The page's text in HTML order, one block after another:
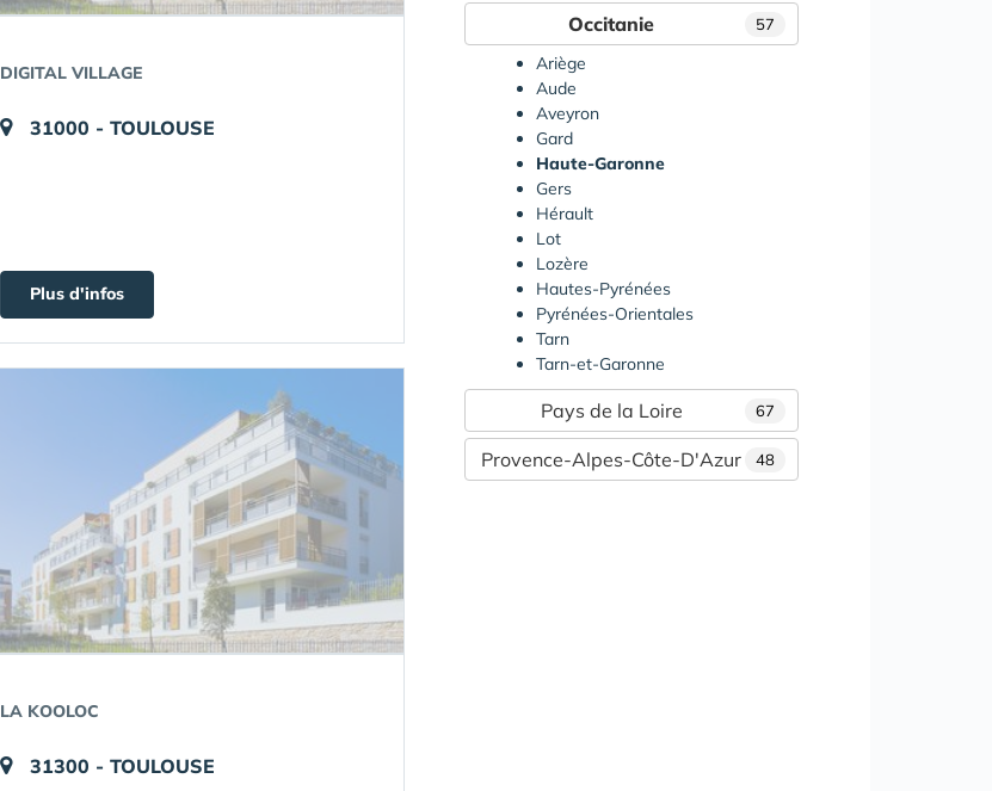
DIGITAL VILLAGE
31000 - TOULOUSE
Plus d'infos
LA KOOLOC
31300 - TOULOUSE
57
Occitanie
Ariège
Aude
Aveyron
Gard
Haute-Garonne
Gers
Hérault
Lot
Lozère
Hautes-Pyrénées
Pyrénées-Orientales
Tarn
Tarn-et-Garonne
67
Pays de la Loire
48
Provence-Alpes-Côte-D'Azur